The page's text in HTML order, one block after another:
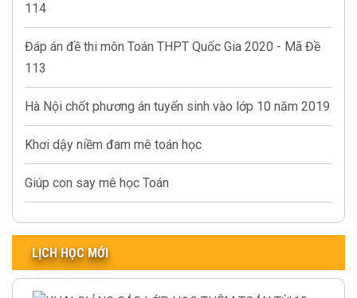
114
Đáp án đề thi môn Toán THPT Quốc Gia 2020 - Mã Đề
113
Hà Nội chốt phương án tuyển sinh vào lớp 10 năm 2019
Khơi dậy niềm đam mê toán học
Giúp con say mê học Toán
LỊCH HỌC MỚI